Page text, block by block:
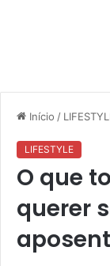
Início /
LIFESTYLE
O que
querer